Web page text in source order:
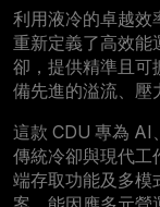
利用液冷的卓越效
重新定義了高效能
卻，提供精準且可
備先進的溢流、壓
這款 CDU 專為 AI
傳統冷卻與現代工
端存取功能及多模